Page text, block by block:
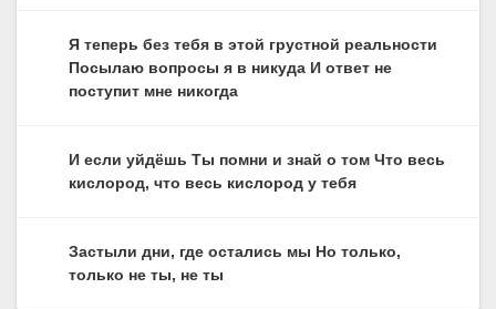
Я теперь без тебя в этой грустной реальности
Посылаю вопросы я в никуда И ответ не
поступит мне никогда
И если уйдёшь Ты помни и знай о том Что весь
кислород, что весь кислород у тебя
Застыли дни, где остались мы Но только,
только не ты, не ты